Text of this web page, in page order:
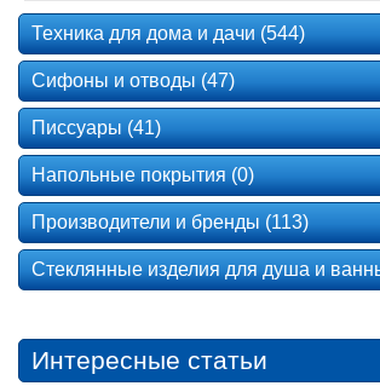
Техника для дома и дачи (544)
Сифоны и отводы (47)
Писсуары (41)
Напольные покрытия (0)
Производители и бренды (113)
Стеклянные изделия для душа и
Интересные статьи